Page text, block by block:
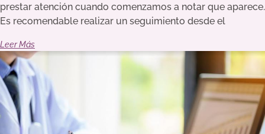
prestar atención cuando comenzamos a notar que aparece.
Es recomendable realizar un seguimiento desde el
Leer Más